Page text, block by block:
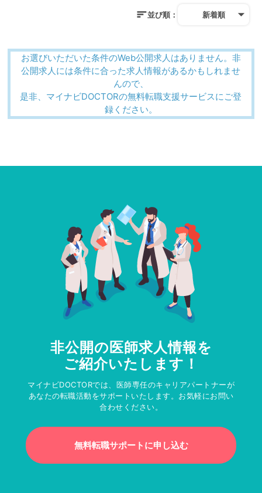
並び順： 新着順
お選びいただいた条件のWeb公開求人はありません。非
公開求人には条件に合った求人情報があるかもしれませ
んので、
是非、マイナビDOCTORの無料転職支援サービスにご登
録ください。
非公開の医師求人情報を
ご紹介いたします！
マイナビDOCTORでは、医師専任のキャリアパートナーが
あなたの転職活動をサポートいたします。お気軽にお問い
合わせください。
無料転職サポートに申し込む